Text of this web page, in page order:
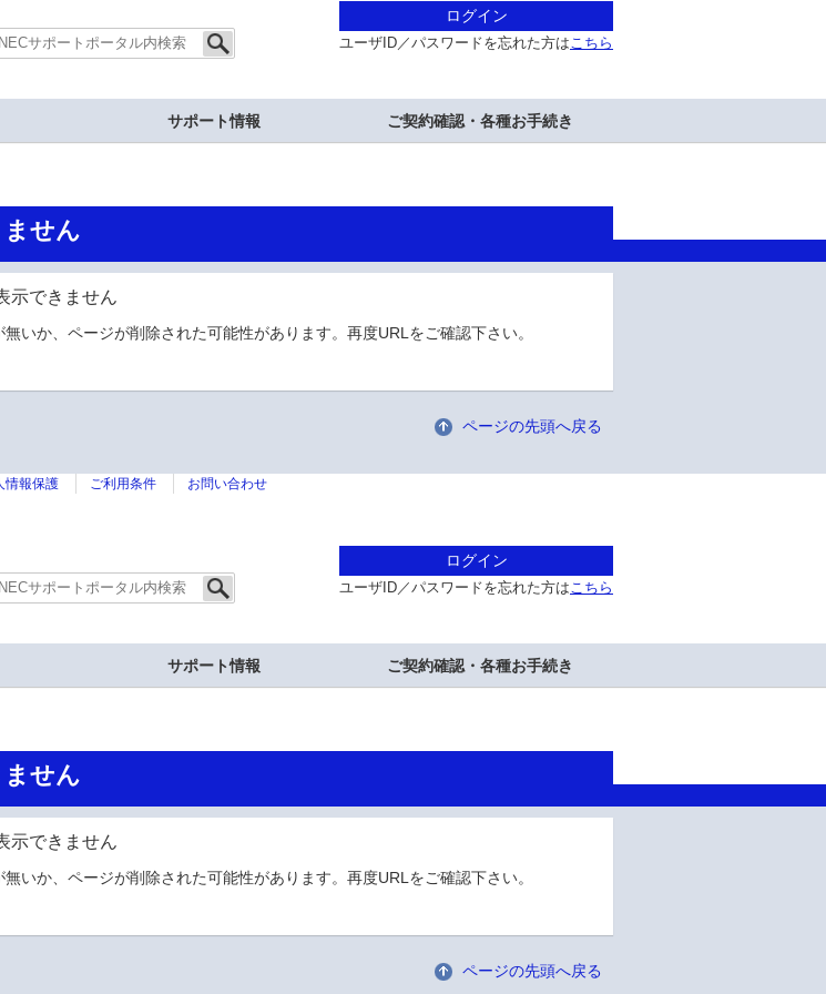
ログイン
ユーザID／パスワードを忘れた方はこちら
サポート情報 ご契約確認・各種お手続き
せん
示できません
いか、ページが削除された可能性があります。再度URLをご確認下さい。
ページの先頭へ戻る
情報保護 ご利用条件 お問い合わせ
ログイン
ユーザID／パスワードを忘れた方はこちら
サポート情報 ご契約確認・各種お手続き
せん
示できません
いか、ページが削除された可能性があります。再度URLをご確認下さい。
ページの先頭へ戻る